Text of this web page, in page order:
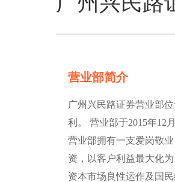
营业部简介
广州兴民路证券营业部
利。 营业部于2015年12
营业部拥有一支爱岗敬
资，以客户利益最大化
资本市场良性运作及国